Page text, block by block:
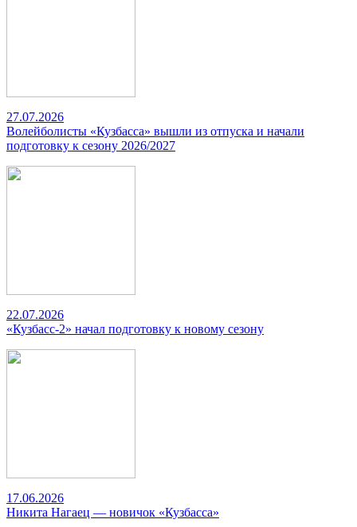
27.07.2026
Волейболисты «Кузбасса» вышли из отпуска и начали
подготовку к сезону 2026/2027
22.07.2026
«Кузбасс-2» начал подготовку к новому сезону
17.06.2026
Никита Нагаец — новичок «Кузбасса»